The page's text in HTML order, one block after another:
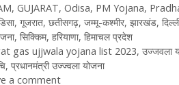
, GUJARAT, Odisa, PM Yojana,
, गूजरात, छतीसगढ़, जम्मू-कश्मीर, झारखंड,
, सिक्किम, हरियाणा, हिमाचल प्रदेश
gas ujjwala yojana list 2023, उज्जवला
, प्रधानमंत्री उज्ज्वला योजना
a comment